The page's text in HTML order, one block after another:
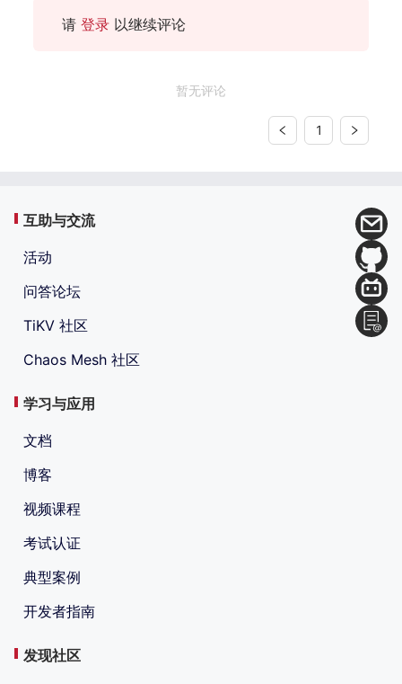
请 登录 以继续评论
暂无评论
1
互助与交流
活动
问答论坛
TiKV 社区
Chaos Mesh 社区
学习与应用
文档
博客
视频课程
考试认证
典型案例
开发者指南
发现社区